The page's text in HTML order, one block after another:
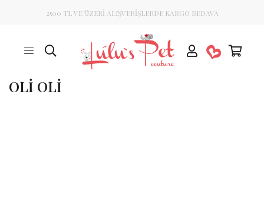
2500 TL VE ÜZERİ ALIŞVERİŞLERDE KARGO BEDAVA
OLİ OLİ